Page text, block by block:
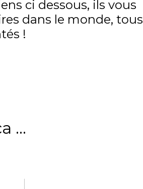
ci dessous, ils vous
dans le monde, tous
!
...